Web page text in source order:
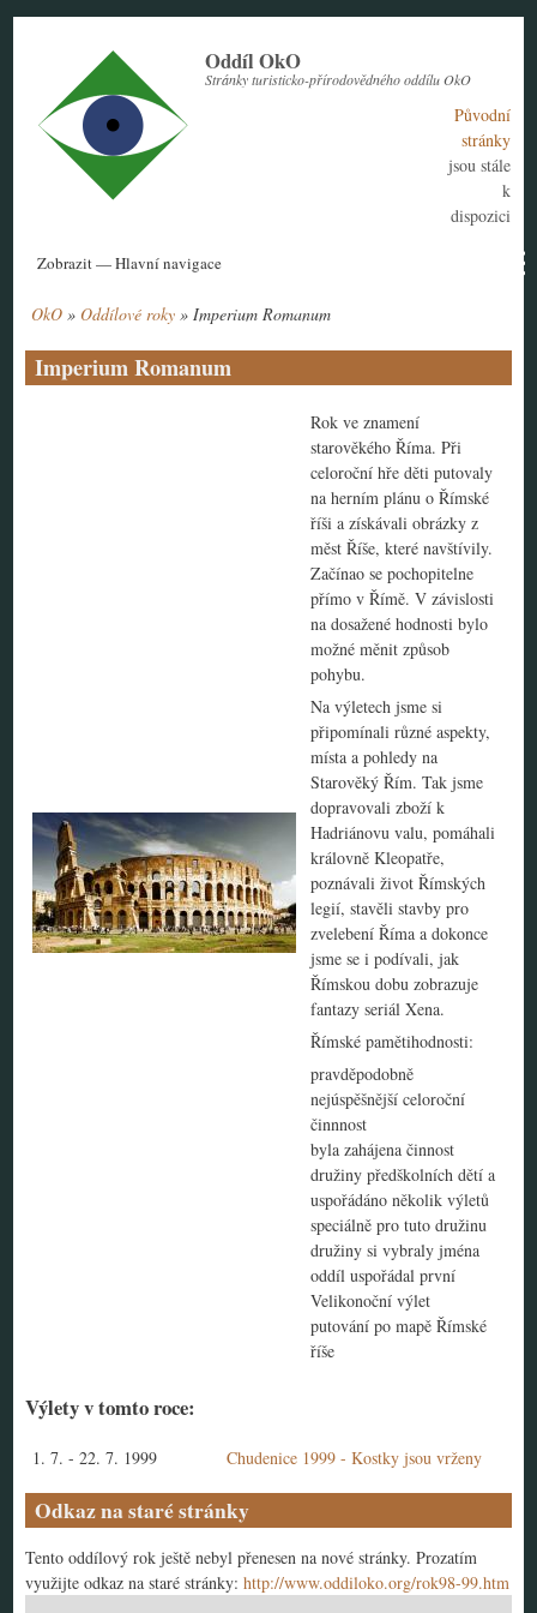
Oddíl OkO
Stránky turisticko-přírodovědného oddílu OkO
Původní
stránky
jsou stále
k
dispozici
Hlavní
Zobrazit — Hlavní navigace
Aktuální rok
Historie
Nábor členů
Kontakt
Tábor
Návody
navigace
OkO Oddílové roky Imperium Romanum
Imperium Romanum
Rok ve znamení
starověkého Říma. Při
celoroční hře děti putovaly
na herním plánu o Římské
říši a získávali obrázky z
měst Říše, které navštívily.
Začínao se pochopitelne
přímo v Římě. V závislosti
na dosažené hodnosti bylo
možné měnit způsob
pohybu.
Na výletech jsme si
připomínali různé aspekty,
místa a pohledy na
Starověký Řím. Tak jsme
dopravovali zboží k
Hadriánovu valu, pomáhali
královně Kleopatře,
poznávali život Římských
legií, stavěli stavby pro
zvelebení Říma a dokonce
jsme se i podívali, jak
Římskou dobu zobrazuje
fantazy seriál Xena.
Římské pamětihodnosti:
pravděpodobně
nejúspěšnější celoroční
činnnost
byla zahájena činnost
družiny předškolních dětí a
uspořádáno několik výletů
speciálně pro tuto družinu
družiny si vybraly jména
oddíl uspořádal první
Velikonoční výlet
putování po mapě Římské
říše
Výlety v tomto roce:
1. 7. -22. 7. 1999 Chudenice 1999 - Kostky jsou vrženy
Odkaz na staré stránky
Tento oddílový rok ještě nebyl přenesen na nové stránky. Prozatím
využijte odkaz na staré stránky:http://www.oddiloko.org/rok98-99.htm